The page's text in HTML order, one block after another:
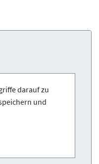
darauf zu
und